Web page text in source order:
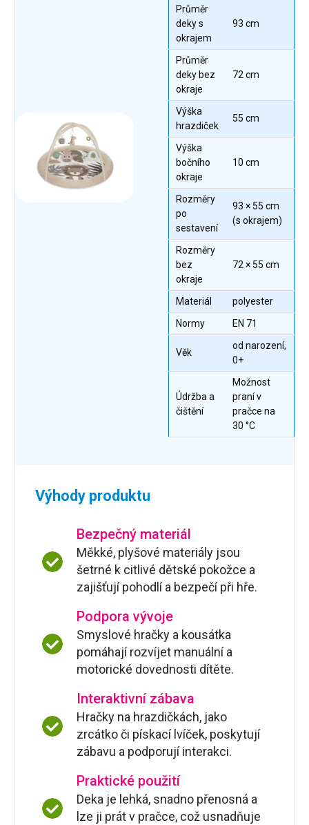
Průměr
deky s
okrajem
93 cm
Průměr
deky bez
okraje
72 cm
Výška
hrazdiček
55 cm
Výška
bočního
okraje
10 cm
Rozměry
po
sestavení
93 × 55 cm
(s okrajem)
Rozměry
bez
okraje
72 × 55 cm
Materiál
polyester
Normy
EN 71
Věk
od narození,
0+
Údržba a
čištění
Možnost
praní v
pračce na
30 °C
Výhody produktu
Bezpečný materiál
Měkké, plyšové materiály jsou
šetrné k citlivé dětské pokožce a
zajišťují pohodlí a bezpečí při hře.
Podpora vývoje
Smyslové hračky a kousátka
pomáhají rozvíjet manuální a
motorické dovednosti dítěte.
Interaktivní zábava
Hračky na hrazdičkách, jako
zrcátko či pískací lvíček, poskytují
zábavu a podporují interakci.
Praktické použití
Deka je lehká, snadno přenosná a
lze ji prát v pračce, což usnadňuje